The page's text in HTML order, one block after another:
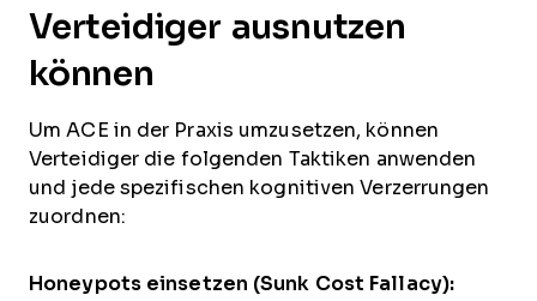
Verteidiger ausnutzen
können
Um ACE in der Praxis umzusetzen, können
Verteidiger die folgenden Taktiken anwenden
und jede spezifischen kognitiven Verzerrungen
zuordnen:
Honeypots einsetzen (Sunk Cost Fallacy):